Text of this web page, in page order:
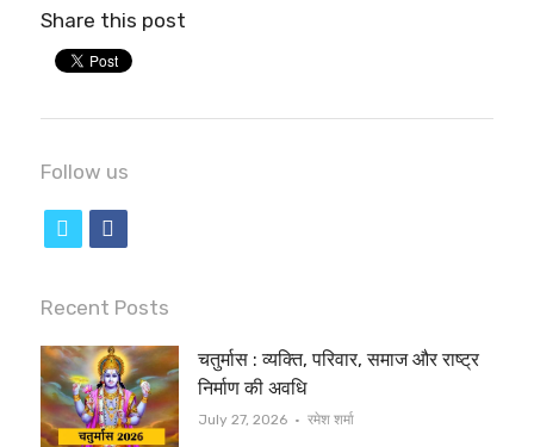
Share this post
Follow us
i
t
t
e
c
e
b
o
Recent Posts
चतुर्मास : व्यक्ति, परिवार, समाज और राष्ट्र
निर्माण की अवधि
July 27, 2026 Author
रमेश शर्मा